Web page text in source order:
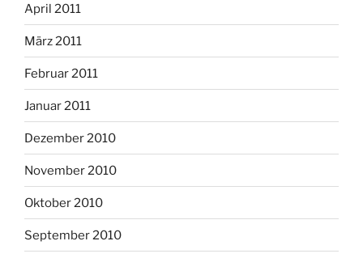
April 2011
März 2011
Februar 2011
Januar 2011
Dezember 2010
November 2010
Oktober 2010
September 2010